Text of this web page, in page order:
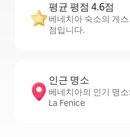
평균 평점 4.6점
베네치아 숙소의 게
점입니다.
인근 명소
베네치아의 인기 명
La Fenice